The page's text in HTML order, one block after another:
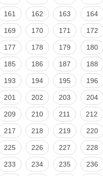
161 162 163 164
169 170 171 172
177 178 179 180
185 186 187 188
193 194 195 196
201 202 203 204
209 210 211 212
217 218 219 220
225 226 227 228
233 234 235 236